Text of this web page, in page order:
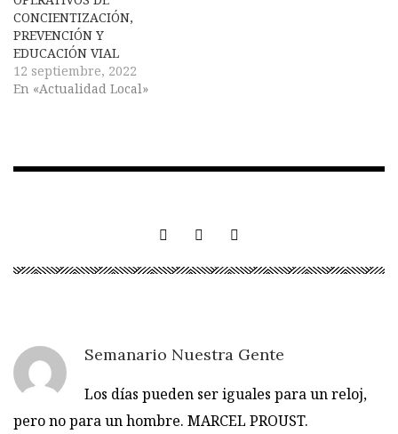
CONCIENTIZACIÓN,
PREVENCIÓN Y
EDUCACIÓN VIAL
12 septiembre, 2022
En «Actualidad Local»
Semanario Nuestra Gente
Los días pueden ser iguales para un reloj,
pero no para un hombre. MARCEL PROUST.